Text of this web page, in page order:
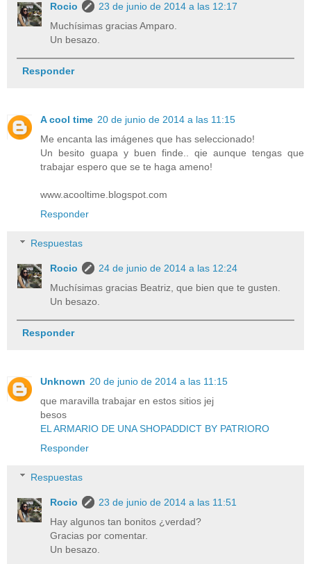
Rocio
23 de junio de 2014 a las 12:17
Muchísimas gracias Amparo.
Un besazo.
Responder
A cool time 20 de junio de 2014 a las 11:15
Me encanta las imágenes que has seleccionado!
Un besito guapa y buen finde.. qie aunque tengas que
trabajar espero que se te haga ameno!
www.acooltime.blogspot.com
Responder
Respuestas
Rocio
24 de junio de 2014 a las 12:24
Muchísimas gracias Beatriz, que bien que te gusten.
Un besazo.
Responder
Unknown 20 de junio de 2014 a las 11:15
que maravilla trabajar en estos sitios jej
besos
EL ARMARIO DE UNA SHOPADDICT BY PATRIORO
Responder
Respuestas
Rocio
23 de junio de 2014 a las 11:51
Hay algunos tan bonitos ¿verdad?
Gracias por comentar.
Un besazo.